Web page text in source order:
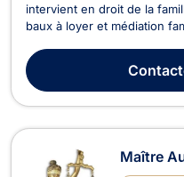
intervient en droit de la
baux à loyer et médiation
contentieux, cohabitation
droit de visite, pensions...
Maître